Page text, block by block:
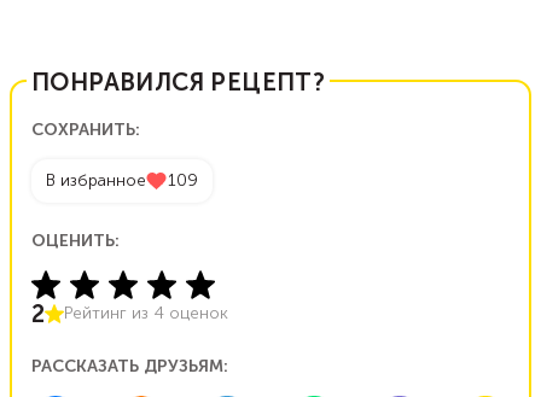
ПОНРАВИЛСЯ РЕЦЕПТ?
СОХРАНИТЬ:
В избранное 109
ОЦЕНИТЬ:
2 Рейтинг из 4 оценок
РАССКАЗАТЬ ДРУЗЬЯМ: